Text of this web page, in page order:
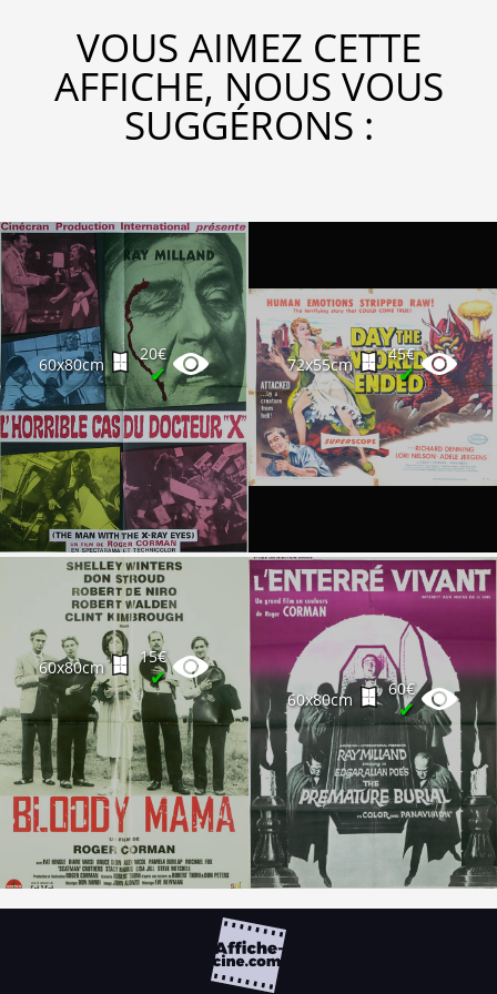
VOUS AIMEZ CETTE
AFFICHE, NOUS VOUS
SUGGÉRONS :
60x80cm
20€
✔ 72x55cm
45€
✔
60x80cm
15€
✔
60x80cm
60€
✔